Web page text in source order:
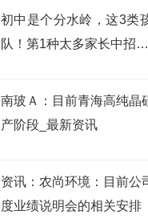
初中是个分水岭，这3类
队！第1种太多家长中招
南玻Ａ：目前青海高纯晶
产阶段_最新资讯
资讯：农尚环境：目前公
度业绩说明会的相关安排